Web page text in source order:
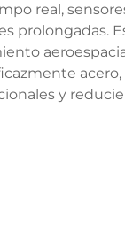
real,
prolongadas.
y